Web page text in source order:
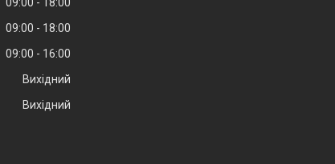
09:00
18:00
09:00
16:00
Вихідний
Вихідний